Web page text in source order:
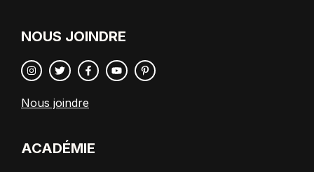
NOUS JOINDRE
Nous joindre
ACADÉMIE